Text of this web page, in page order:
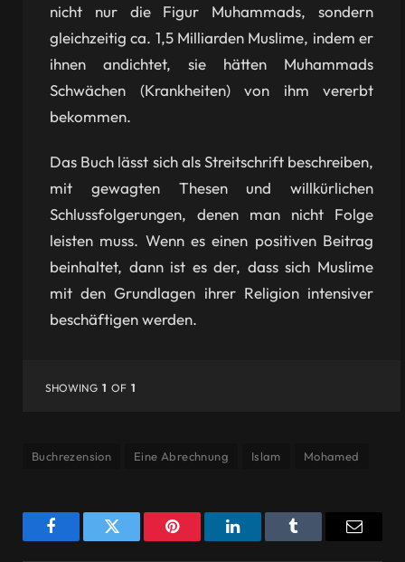
nicht nur die Figur Muhammads, sondern
gleichzeitig ca. 1,5 Milliarden Muslime, indem er
ihnen andichtet, sie hätten Muhammads
Schwächen (Krankheiten) von ihm vererbt
bekommen.
Das Buch lässt sich als Streitschrift beschreiben,
mit gewagten Thesen und willkürlichen
Schlussfolgerungen, denen man nicht Folge
leisten muss. Wenn es einen positiven Beitrag
beinhaltet, dann ist es der, dass sich Muslime
mit den Grundlagen ihrer Religion intensiver
beschäftigen werden.
SHOWING 1 OF 1
Buchrezension Eine Abrechnung Islam Mohamed
FacebookTwitter Pinterest LinkedInTumblr